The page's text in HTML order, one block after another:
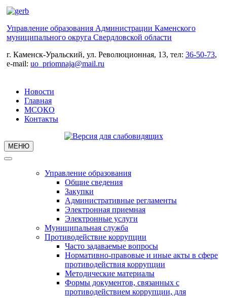
Управление образования Администрации Каменского
муниципального округа Свердловской области
г. Каменск-Уральский, ул. Революционная, 13, тел: 36-50-73,
e-mail: uo_priomnaja@mail.ru
Новости
Главная
МСОКО
Контакты
МЕНЮ
Управление образования
Общие сведения
Закупки
Административные регламенты
Электронная приемная
Электронные услуги
Муниципальная служба
Противодействие коррупции
Часто задаваемые вопросы
Нормативно-правовые и иные акты в сфере
противодействия коррупции
Методические материалы
Формы документов, связанных с
противодействием коррупции, для